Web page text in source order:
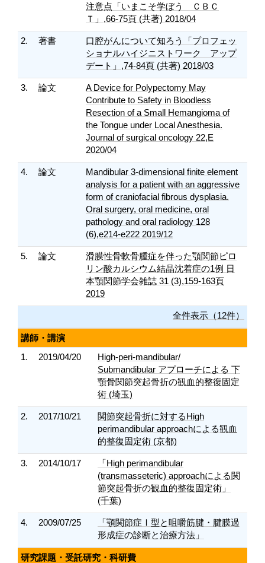
注意点「いまこそ学ぼう ＣＢＣ
Ｔ」,66-75頁 (共著) 2018/04
2. 著書
口腔がんについて知ろう「プロフェッ
ショナルハイジニストワーク アップ
デート」,74-84頁 (共著) 2018/03
3. 論文
A Device for Polypectomy May
Contribute to Safety in Bloodless
Resection of a Small Hemangioma of
the Tongue under Local Anesthesia.
Journal of surgical oncology 22,E
2020/04
4. 論文
Mandibular 3-dimensional finite element
analysis for a patient with an aggressive
form of craniofacial fibrous dysplasia.
Oral surgery, oral medicine, oral
pathology and oral radiology 128
(6),e214-e222 2019/12
5. 論文
滑膜性骨軟骨腫症を伴った顎関節ピロ
リン酸カルシウム結晶沈着症の1例 日
本顎関節学会雑誌 31 (3),159-163頁
2019
全件表示（12件）
講師・講演
1.
2019/04/20
High-peri-mandibular/
Submandibular アプローチによる 下
顎骨関節突起骨折の観血的整復固定
術 (埼玉)
2. 2017/10/21
関節突起骨折に対するHigh
perimandibular approachによる観血
的整復固定術 (京都)
3. 2014/10/17
「High perimandibular
(transmasseteric) approachによる関
節突起骨折の観血的整復固定術」
(千葉)
4. 2009/07/25
「顎関節症Ⅰ型と咀嚼筋腱・腱膜過
形成症の診断と治療方法」
研究課題・受託研究・科研費